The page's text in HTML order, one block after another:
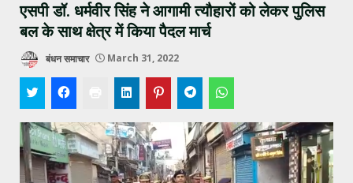
एसपी डॉ. धर्मवीर सिंह ने आगामी त्यौहारों को लेकर पुलिस
बल के साथ क्षेत्र में किया पैदल मार्च
बंधन समाचार March 31, 2022